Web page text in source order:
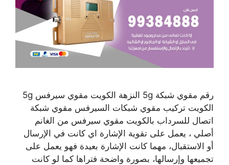
رقم مقوي شبكة 5g النزهة الكويت مقوي سيرفس 5g
الكويت تركيب مقوي شبكات السيرفس مقوي شبكة
اتصال للسرداب بالكويت مقوي سيرفس من الغانم
أصلي ، يعمل على تقوية الإشارة اي كانت في الإرسال
أو الاستقبال، مهما كانت الإشارة بعيدة فهو يعمل على
تجميعها وإرسالها، بصورة واضحة فتراها كما لو كانت